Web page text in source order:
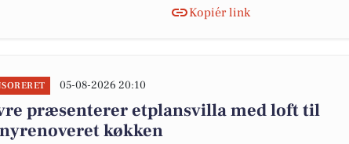
Kopiér link
05-08-2026 20:10
præsenterer etplansvilla med loft til
køkken